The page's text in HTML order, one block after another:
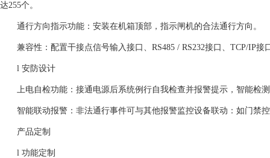
达255个。
通行方向指示功能：安装在机箱顶部，指示闸机的合法通行方向。
兼容性：配置干接点信号输入接口、RS485 / RS232接口、TCP/IP接
l 安防设计
上电自检功能：接通电源后系统例行自我检查并报警提示，智能检
智能联动报警：非法通行事件可与其他报警监控设备联动：如门禁
产品定制
l 功能定制